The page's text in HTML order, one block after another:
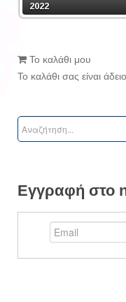
2022
Το καλάθι μου
Το καλάθι σας είναι
Εγγραφή στο